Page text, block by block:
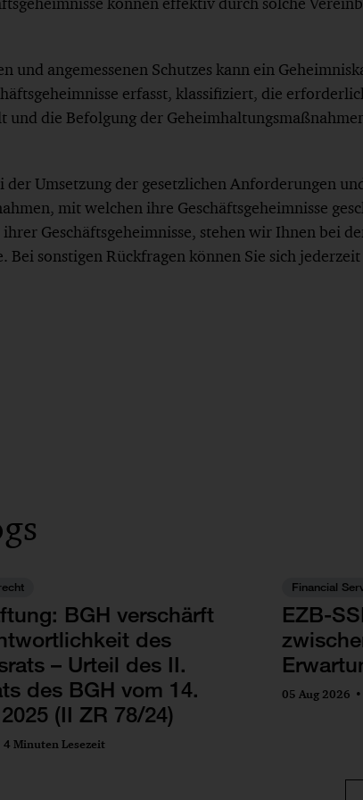
und angemessenen Schutzes kann ein
erfasst, klassifiziert, die
und die Befolgung der
Umsetzung der gesetzlichen Anforderungen
mit welchen ihre Geschäftsgeheimnisse
Geschäftsgeheimnisse, stehen wir Ihnen bei
sonstigen Rückfragen können Sie sich jederzeit
BGH verschärft
des
– Urteil des II.
des BGH vom 14.
(II ZR 78/24)
4 Minuten Lesezeit
Financial
EZB-
05 Aug 2026